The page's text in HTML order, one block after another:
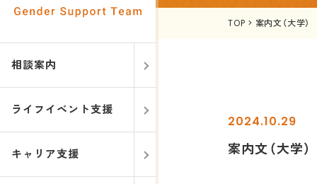
相談案内
ライフイベント支援
キャリア支援
TOP > 案内文（大学）
2024.10.29
案内文（大学）